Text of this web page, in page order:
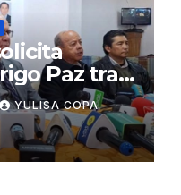
Paz tras
YULISA COPA